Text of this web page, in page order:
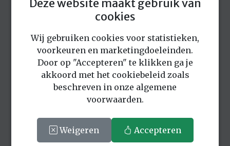
Deze website maakt gebruik van
cookies
Wij gebruiken cookies voor statistieken,
voorkeuren en marketingdoeleinden.
Door op "Accepteren" te klikken ga je
akkoord met het cookiebeleid zoals
beschreven in onze algemene
voorwaarden.
Weigeren Accepteren